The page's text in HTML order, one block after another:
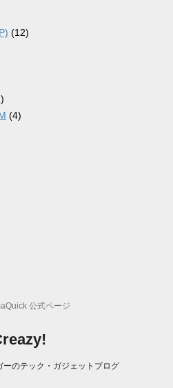
(12)
(4)
公式ページ
ーのテック・ガジェットブログ